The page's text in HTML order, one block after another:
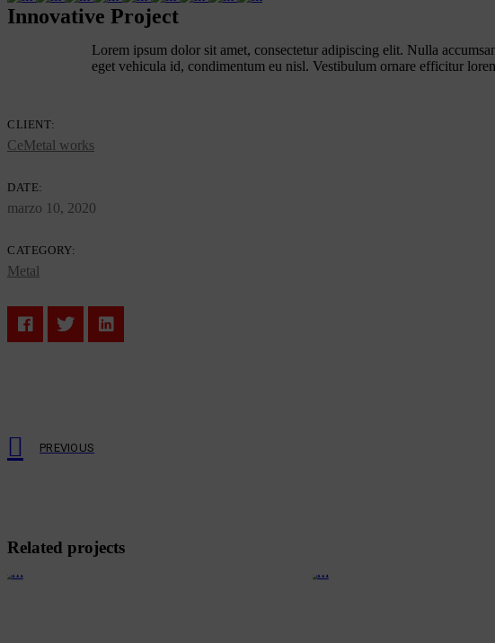
Innovative Project
Lorem ipsum dolor sit amet, consectetur adipiscing elit. Nulla
eget vehicula id, condimentum eu nisl. Vestibulum ornare efficitur
CLIENT:
CeMetal works
DATE:
marzo 10, 2020
CATEGORY:
Metal
PREVIOUS
Related projects